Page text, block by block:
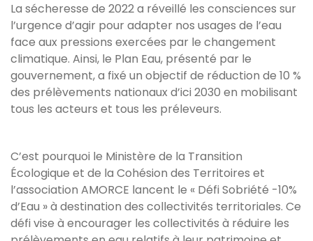
La sécheresse de 2022 a réveillé les consciences sur
l’urgence d’agir pour adapter nos usages de l’eau
face aux pressions exercées par le changement
climatique. Ainsi, le Plan Eau, présenté par le
gouvernement, a fixé un objectif de réduction de 10 %
des prélèvements nationaux d’ici 2030 en mobilisant
tous les acteurs et tous les préleveurs.
C’est pourquoi le Ministère de la Transition
Écologique et de la Cohésion des Territoires et
l’association AMORCE lancent le « Défi Sobriété -10%
d’Eau » à destination des collectivités territoriales. Ce
défi vise à encourager les collectivités à réduire les